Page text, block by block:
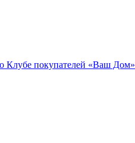
Клубе покупателей «Ваш Дом»